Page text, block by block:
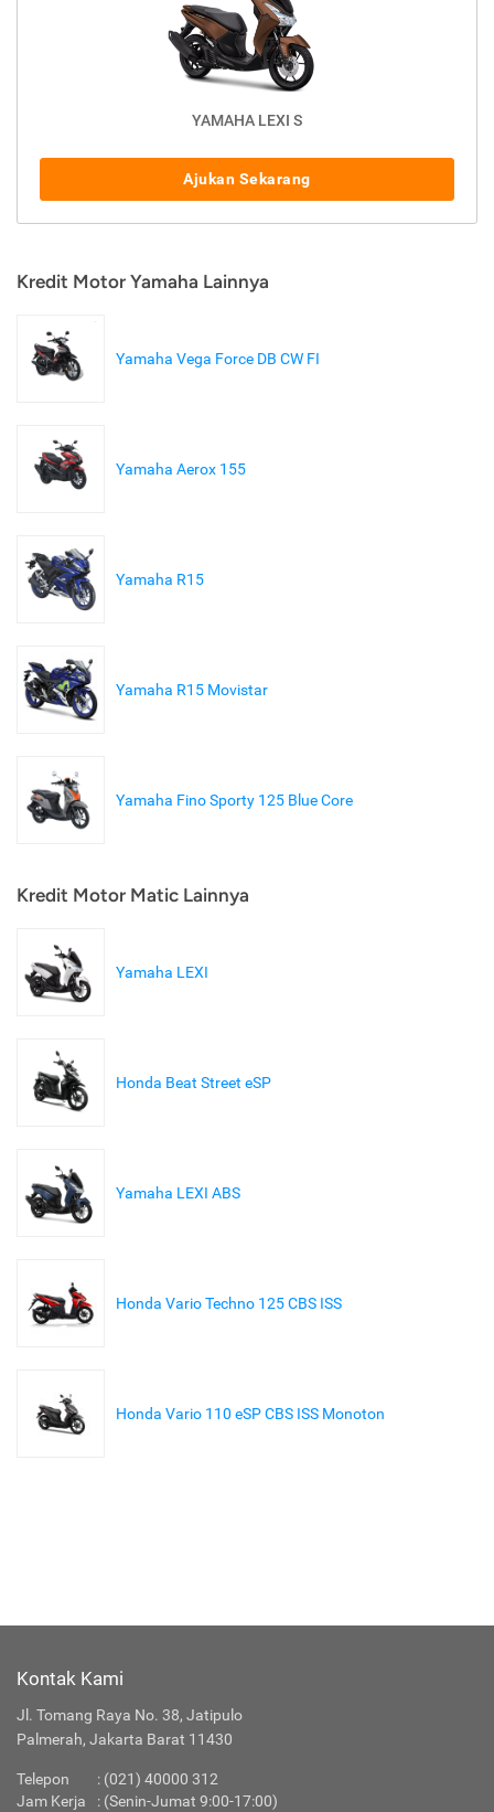
YAMAHA LEXI S
Ajukan Sekarang
Kredit Motor Yamaha Lainnya
Yamaha Vega Force DB CW FI
Yamaha Aerox 155
Yamaha R15
Yamaha R15 Movistar
Yamaha Fino Sporty 125 Blue Core
Kredit Motor Matic Lainnya
Yamaha LEXI
Honda Beat Street eSP
Yamaha LEXI ABS
Honda Vario Techno 125 CBS ISS
Honda Vario 110 eSP CBS ISS Monoton
Kontak Kami
Jl. Tomang Raya No. 38, Jatipulo
Palmerah, Jakarta Barat 11430
Telepon : (021) 40000 312
Jam Kerja
: (Senin-Jumat 9:00-17:00)